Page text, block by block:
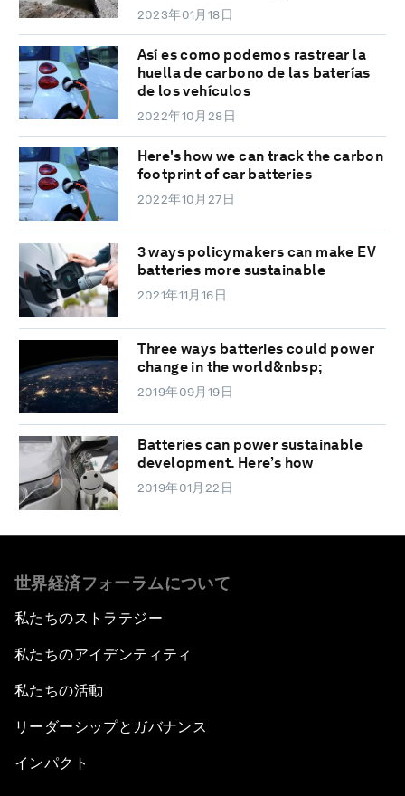
2023年01月18日
Así es como podemos rastrear la
huella de carbono de las baterías
de los vehículos
2022年10月28日
Here's how we can track the carbon
footprint of car batteries
2022年10月27日
3 ways policymakers can make EV
batteries more sustainable
2021年11月16日
Three ways batteries could power
change in the world&nbsp;
2019年09月19日
Batteries can power sustainable
development. Here’s how
2019年01月22日
世界経済フォーラムについて
私たちのストラテジー
私たちのアイデンティティ
私たちの活動
リーダーシップとガバナンス
インパクト